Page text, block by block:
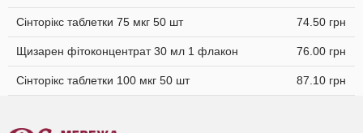
Сінторікс таблетки 75 мкг 50 шт 74.50 грн
Щизарен фітоконцентрат 30 мл 1 флакон 76.00 грн
Сінторікс таблетки 100 мкг 50 шт 87.10 грн